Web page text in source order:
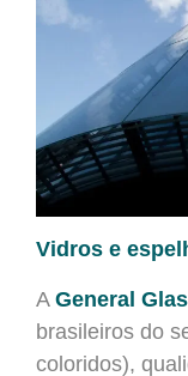
Vidros e
A General
brasileiros do
coloridos),